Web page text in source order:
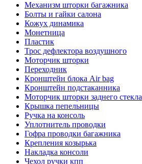
Механизм шторки багажника
Болты и гайки салона
Кожух динамика
Монетница
Пластик
Трос дефлектора воздушного
Моторчик шторки
Переходник
Кронштейн блока Air bag
Кронштейн подстаканника
Моторчик шторки заднего стекла
Крышка пепельницы
Ручка на консоль
Уплотнитель проводки
Гофра проводки багажника
Крепления козырька
Накладка консоли
Чехол ручки кпп